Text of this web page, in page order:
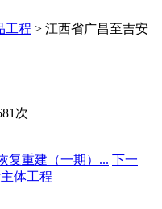
工程 > 江西省广昌至吉安
次
复重建（一期）... 下一
体工程